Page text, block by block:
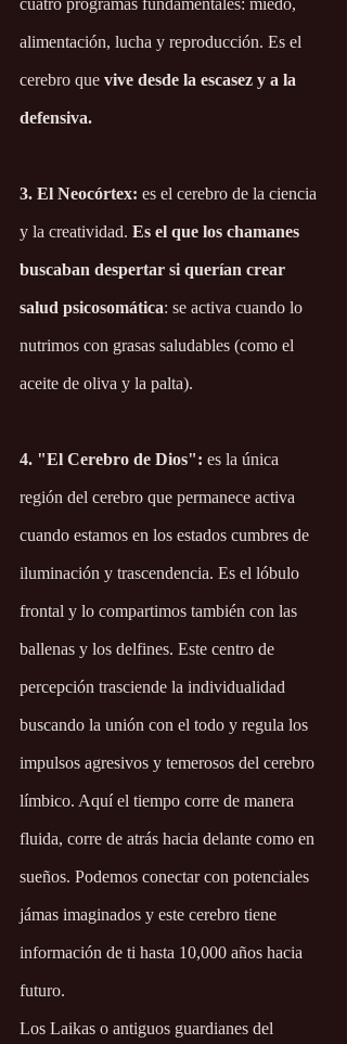
cuatro programas fundamentales: miedo,
alimentación, lucha y reproducción. Es el
cerebro que vive desde la escasez y a la
defensiva.
3. El Neocórtex: es el cerebro de la ciencia
y la creatividad. Es el que los chamanes
buscaban despertar si querían crear
salud psicosomática: se activa cuando lo
nutrimos con grasas saludables (como el
aceite de oliva y la palta).
4. "El Cerebro de Dios": es la única
región del cerebro que permanece activa
cuando estamos en los estados cumbres de
iluminación y trascendencia. Es el lóbulo
frontal y lo compartimos también con las
ballenas y los delfines. Este centro de
percepción trasciende la individualidad
buscando la unión con el todo y regula los
impulsos agresivos y temerosos del cerebro
límbico. Aquí el tiempo corre de manera
fluida, corre de atrás hacia delante como en
sueños. Podemos conectar con potenciales
jámas imaginados y este cerebro tiene
información de ti hasta 10,000 años hacia
futuro.
Los Laikas o antiguos guardianes del